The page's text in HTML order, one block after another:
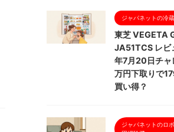
ジャパネットの冷
東芝 VEGETA
JA51TCS レ
年7月20日チャ
万円下取りで
買い得？
ジャパネットのロ